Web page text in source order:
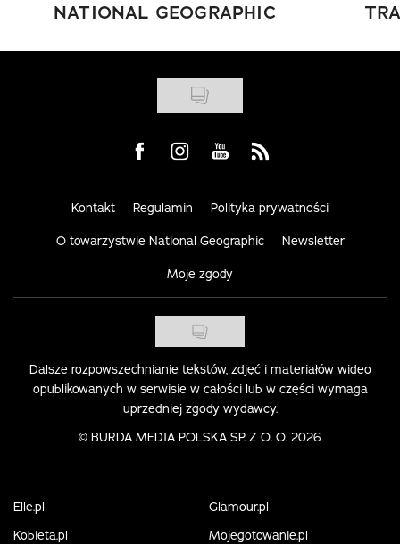
NATIONAL GEOGRAPHIC
Visit us on Facebook
Visit us on Instagram
Visit us on Youtube
Visit us on Rss
Kontakt Regulamin Polityka prywatności
O towarzystwie National Geographic Newsletter
Moje zgody
Dalsze rozpowszechnianie tekstów, zdjęć i materiałów wideo
opublikowanych w serwisie w całości lub w części wymaga
uprzedniej zgody wydawcy.
© BURDA MEDIA POLSKA SP. Z O. O. 2026
Elle.pl
Glamour.pl
Kobieta.pl
Mojegotowanie.pl